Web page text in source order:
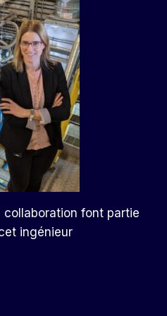
font partie
ingénieur